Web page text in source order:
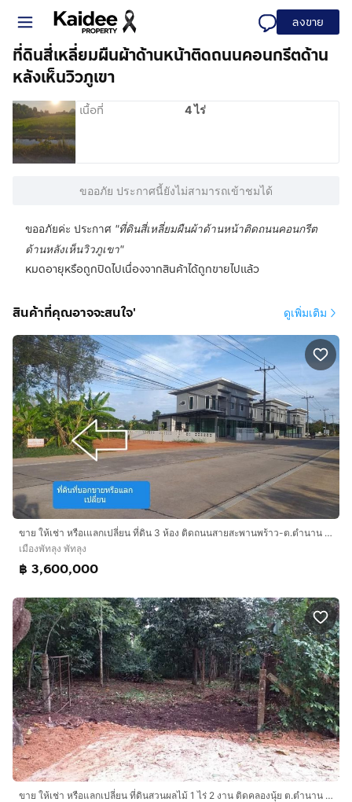
ลงขาย
ที่ดินสี่เหลี่ยมผืนผ้าด้านหน้าติดถนนคอนกรีตด้าน
หลังเห็นวิวภูเขา
เนื้อที่ 4 ไร่
ขออภัย ประกาศนี้ยังไม่สามารถเข้าชมได้
ขออภัยค่ะ ประกาศ "ที่ดินสี่เหลี่ยมผืนผ้าด้านหน้าติดถนนคอนกรีต
ด้านหลังเห็นวิวภูเขา"
หมดอายุหรือถูกปิดไปเนื่องจากสินค้าได้ถูกขายไปแล้ว
สินค้าที่คุณอาจจะสนใจ' ดูเพิ่มเติม
ขาย ให้เช่า หรือเแลกเปลี่ยน ที่ดิน 3 ห้อง ติดถนนสายสะพานพร้าว-ต.ตำนาน ห่างจากศาลากลางประมาณ 2 กม. อ.เมืองพัทลุง
เมืองพัทลุง พัทลุง
฿ 3,600,000
ขาย ให้เช่า หรือแลกเปลี่ยน ที่ดินสวนผลไม้ 1 ไร่ 2 งาน ติดคลองนุ้ย ต.ตำนาน อ.เมืองพัทลุง